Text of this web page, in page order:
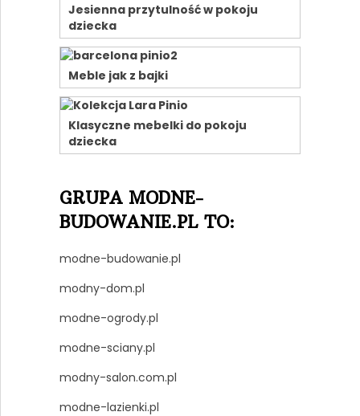
Jesienna przytulność w pokoju
dziecka
Meble jak z bajki
Klasyczne mebelki do pokoju
dziecka
GRUPA MODNE-
BUDOWANIE.PL TO:
modne-budowanie.pl
modny-dom.pl
modne-ogrody.pl
modne-sciany.pl
modny-salon.com.pl
modne-lazienki.pl